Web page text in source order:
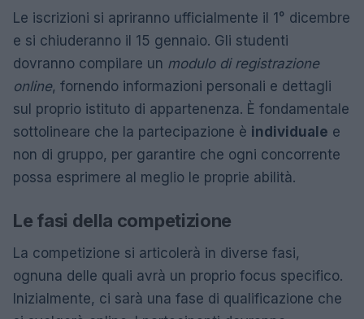
Le iscrizioni si apriranno ufficialmente il 1° dicembre
e si chiuderanno il 15 gennaio. Gli studenti
dovranno compilare un modulo di registrazione
online, fornendo informazioni personali e dettagli
sul proprio istituto di appartenenza. È fondamentale
sottolineare che la partecipazione è individuale e
non di gruppo, per garantire che ogni concorrente
possa esprimere al meglio le proprie abilità.
Le fasi della competizione
La competizione si articolerà in diverse fasi,
ognuna delle quali avrà un proprio focus specifico.
Inizialmente, ci sarà una fase di qualificazione che